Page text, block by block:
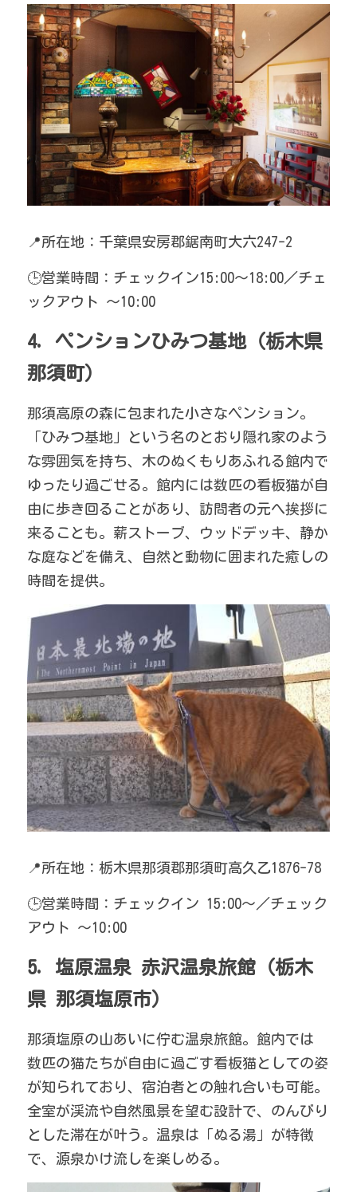
📍所在地：千葉県安房郡鋸南町大六247-2
🕒営業時間：チェックイン15:00〜18:00／チェ
ックアウト 〜10:00
4. ペンションひみつ基地（栃木県
那須町）
那須高原の森に包まれた小さなペンション。
「ひみつ基地」という名のとおり隠れ家のよう
な雰囲気を持ち、木のぬくもりあふれる館内で
ゆったり過ごせる。館内には数匹の看板猫が自
由に歩き回ることがあり、訪問者の元へ挨拶に
来ることも。薪ストーブ、ウッドデッキ、静か
な庭などを備え、自然と動物に囲まれた癒しの
時間を提供。
📍所在地：栃木県那須郡那須町高久乙1876-78
🕒営業時間：チェックイン 15:00〜／チェック
アウト ～10:00
5. 塩原温泉 赤沢温泉旅館（栃木
県 那須塩原市）
那須塩原の山あいに佇む温泉旅館。館内では
数匹の猫たちが自由に過ごす看板猫としての姿
が知られており、宿泊者との触れ合いも可能。
全室が渓流や自然風景を望む設計で、のんびり
とした滞在が叶う。温泉は「ぬる湯」が特徴
で、源泉かけ流しを楽しめる。